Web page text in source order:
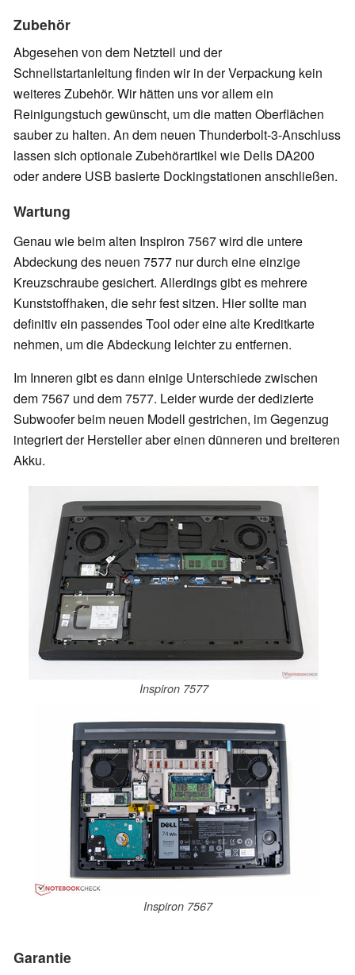
Zubehör
Abgesehen von dem Netzteil und der
Schnellstartanleitung finden wir in der Verpackung kein
weiteres Zubehör. Wir hätten uns vor allem ein
Reinigungstuch gewünscht, um die matten Oberflächen
sauber zu halten. An dem neuen Thunderbolt-3-Anschluss
lassen sich optionale Zubehörartikel wie Dells DA200
oder andere USB basierte Dockingstationen anschließen.
Wartung
Genau wie beim alten Inspiron 7567 wird die untere
Abdeckung des neuen 7577 nur durch eine einzige
Kreuzschraube gesichert. Allerdings gibt es mehrere
Kunststoffhaken, die sehr fest sitzen. Hier sollte man
definitiv ein passendes Tool oder eine alte Kreditkarte
nehmen, um die Abdeckung leichter zu entfernen.
Im Inneren gibt es dann einige Unterschiede zwischen
dem 7567 und dem 7577. Leider wurde der dedizierte
Subwoofer beim neuen Modell gestrichen, im Gegenzug
integriert der Hersteller aber einen dünneren und breiteren
Akku.
Inspiron 7577
Inspiron 7567
Garantie